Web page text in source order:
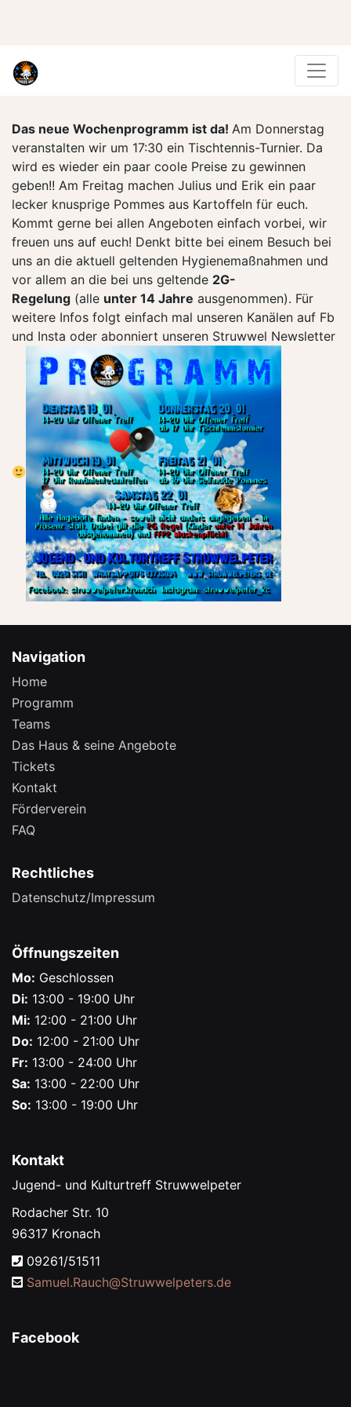
Das neue Wochenprogramm ist da! Am Donnerstag
veranstalten wir um 17:30 ein Tischtennis-Turnier. Da
wird es wieder ein paar coole Preise zu gewinnen
geben!! Am Freitag machen Julius und Erik ein paar
lecker knusprige Pommes aus Kartoffeln für euch.
Kommt gerne bei allen Angeboten einfach vorbei, wir
freuen uns auf euch! Denkt bitte bei einem Besuch bei
uns an die aktuell geltenden Hygienemaßnahmen und
vor allem an die bei uns geltende 2G-
Regelung (alle unter 14 Jahre ausgenommen). Für
weitere Infos folgt einfach mal unseren Kanälen auf Fb
und Insta oder abonniert unseren Struwwel Newsletter
Navigation
Home
Programm
Teams
Das Haus & seine Angebote
Tickets
Kontakt
Förderverein
FAQ
Rechtliches
Datenschutz/Impressum
Öffnungszeiten
Mo: Geschlossen
Di: 13:00 - 19:00 Uhr
Mi: 12:00 - 21:00 Uhr
Do: 12:00 - 21:00 Uhr
Fr: 13:00 - 24:00 Uhr
Sa: 13:00 - 22:00 Uhr
So: 13:00 - 19:00 Uhr
Kontakt
Jugend- und Kulturtreff Struwwelpeter
Rodacher Str. 10
96317 Kronach
09261/51511
Samuel.Rauch@Struwwelpeters.de
Facebook